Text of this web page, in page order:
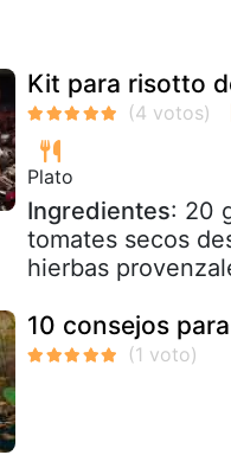
Kit para risotto
Plato
Ingredientes: 20
tomates secos
hierbas
10 consejos